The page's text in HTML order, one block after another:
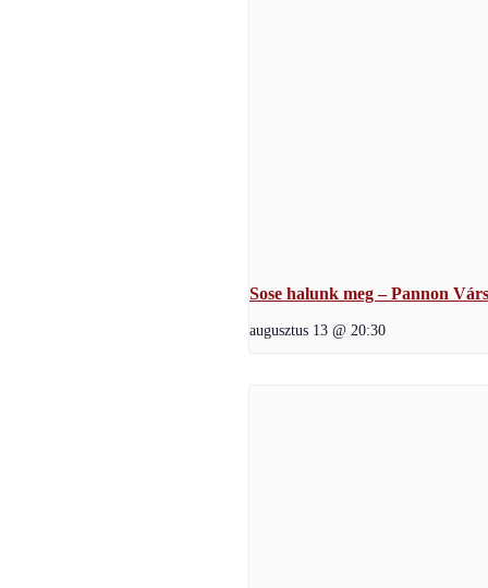
Sose halunk meg – Pannon
augusztus 13 @ 20:30